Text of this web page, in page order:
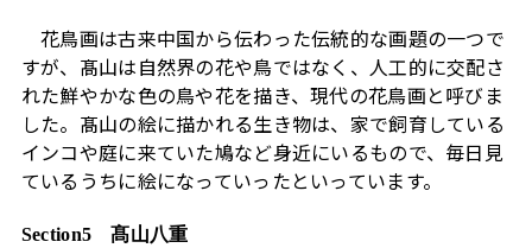
花鳥画は古来中国から伝わった伝統的な画題の一つで
すが、髙山は自然界の花や鳥ではなく、人工的に交配さ
れた鮮やかな色の鳥や花を描き、現代の花鳥画と呼びま
した。髙山の絵に描かれる生き物は、家で飼育している
インコや庭に来ていた鳩など身近にいるもので、毎日見
ているうちに絵になっていったといっています。
Section5 髙山八重